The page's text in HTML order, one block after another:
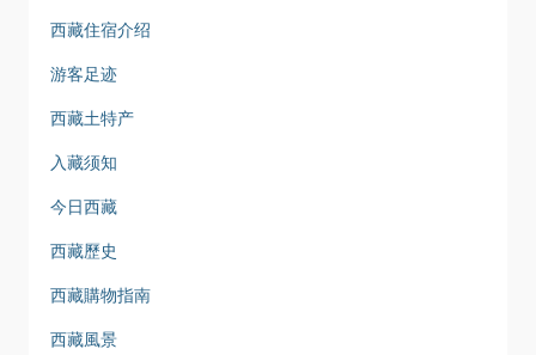
西藏住宿介绍
游客足迹
西藏土特产
入藏须知
今日西藏
西藏歷史
西藏購物指南
西藏風景